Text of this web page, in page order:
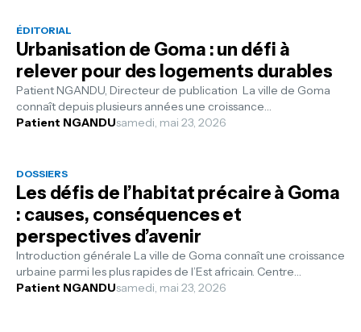
ÉDITORIAL
Urbanisation de Goma : un défi à
relever pour des logements durables
Patient NGANDU, Directeur de publication La ville de Goma
connaît depuis plusieurs années une croissance
démographique rapide qui transfor...
Patient NGANDUsamedi, mai 23, 2026
DOSSIERS
Les défis de l’habitat précaire à Goma
: causes, conséquences et
perspectives d’avenir
Introduction générale La ville de Goma connaît une croissance
urbaine parmi les plus rapides de l’Est africain. Centre
commercial stratégi...
Patient NGANDUsamedi, mai 23, 2026